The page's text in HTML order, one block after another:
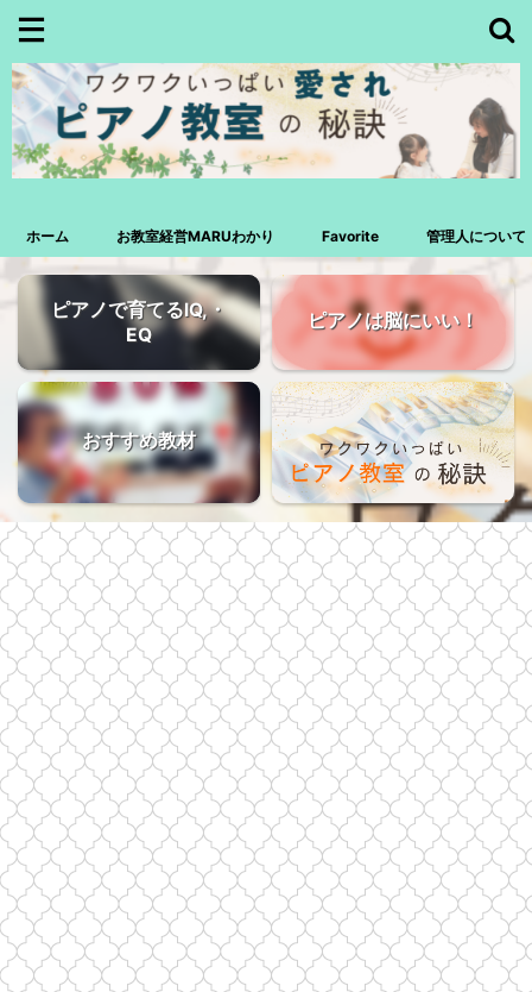
ホーム お教室経営MARUわかり Favorite 管理人について
ピアノで育てるIQ,・
EQ
ピアノは脳にいい！
おすすめ教材